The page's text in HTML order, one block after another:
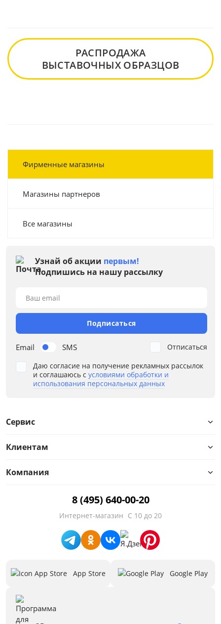
РАСПРОДАЖА
ВЫСТАВОЧНЫХ ОБРАЗЦОВ
Фирменные магазины
Магазины партнеров
Все магазины
Узнай об акции первым!
Подпишись на нашу рассылку
Email SMS
Ваш email
Подписаться
Даю согласие на получение рекламных рассылок
и соглашаюсь с условиями обработки и
использования персональных данных
Отписаться
Сервис
Клиентам
Компания
8 (495) 640-00-20
Интернет-магазин С 10 до 20
App Store Google Play